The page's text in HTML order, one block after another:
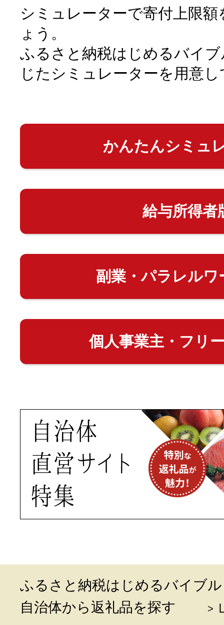
シミュレーターで寄付上限
ょう。
ふるさと納税はじめるバイ
じたシミュレーターを用意
かんたんシミュ
給与所得者
副業・パラレルワ
個人事業主・フリ
ふるさと納税はじめるバイブル
自治体から返礼品を探す